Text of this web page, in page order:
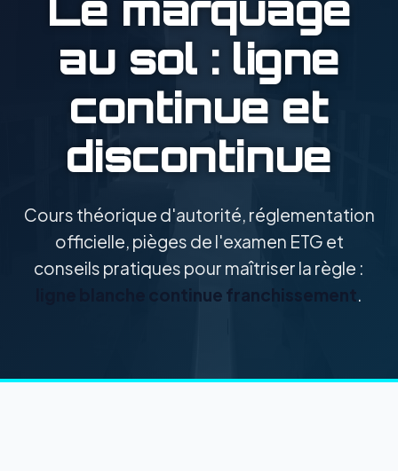
au sol : ligne
continue et
discontinue
Cours théorique d'autorité, réglementation
officielle, pièges de l'examen ETG et
conseils pratiques pour maîtriser la règle :
ligne blanche continue franchissement.